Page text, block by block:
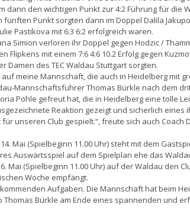
dann den wichtigen Punkt zur 4:2 Führung für die
Punkt sorgten dann im Doppel Dalila
Pastikova mit 6:3 6:2 erfolgreich waren.
Simion verloren ihr Doppel gegen Hodzic /
Flipkens mit einem 7:6 4:6 10.2 Erfolg gegen
Damen des TEC Waldau Stuttgart sorgten.
auf meine Mannschaft, die auch in Heidelberg mit
Mannschaftsführer Thomas Bürkle nach dem
Pohle gefreut hat, die in Heidelberg eine tolle
Reaktion gezeigt und sicherlich eines
unseren Club gespielt.“, freute sich auch Coach
Mai (Spielbeginn 11.00 Uhr) steht mit dem
Auswärtsspiel auf dem Spielplan ehe das
Mai (Spielbeginn 11.00 Uhr) auf der Waldau den
Woche empfängt.
Aufgaben. Die Mannschaft hat beim
Thomas Bürkle am Ende eines spannenden und